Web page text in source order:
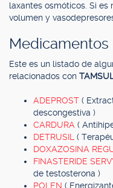
laxantes osmóticos. Si es
volumen y
Medicamentos
Este es un listado de
relacionados con
ADEPROST (
descongestiva )
CARDURA (
DETRUSIL (
DOXAZOSINA
FINASTERIDE
de testosterona )
POLEN (